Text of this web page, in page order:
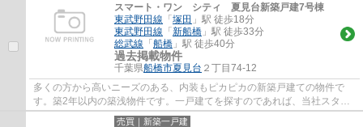
スマート・ワン シティ 夏見台新築戸建7号棟
東武野田線 「 塚田 」駅 徒歩18分
東武野田線 「 新船橋 」駅 徒歩33分
総武線 「 船橋 」駅 徒歩40分
過去掲載物件
千葉県船橋市夏見台 ２丁目74-12
多くの方から高いニーズのある、内装もピカピカの新築戸建ての物件で
す。築2年以内の築浅物件です。一戸建てを探すのであれば、当社スタッ
フがお手伝いいたします。船橋市の東武野田線...
売買｜新築一戸建